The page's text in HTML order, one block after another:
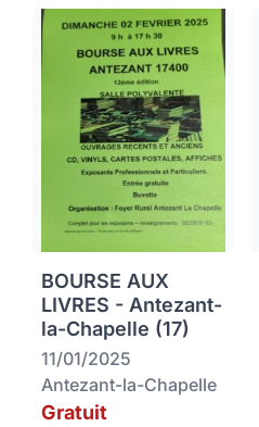
BOURSE AUX
LIVRES - Antezant-
la-Chapelle (17)
11/01/2025
Antezant-la-Chapelle
Gratuit